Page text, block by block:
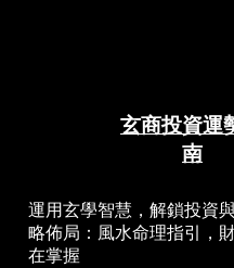
玄商投資運
南
運用玄學智慧，解鎖投資
略佈局：風水命理指引，
在掌握